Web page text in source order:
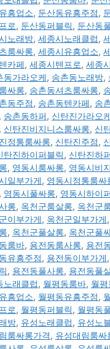
흥업소, 둔산동유흥주점,
로, 둔산동퍼블릭, 둔산동
노래방, 세종시노래클럽,
룸싸롱, 세종시유흥업소,
카페, 세종시텐프로, 세종
동가라오케, 송촌동노래방,
싸롱, 송촌동셔츠룸싸롱,
동주점, 송촌동텐카페, 송
, 송촌동하퍼, 신탄진가라오케
, 신탄진비지니스룸싸롱, 신
정통룸싸롱, 신탄진주점,
탄진하이퍼블릭, 신탄진하퍼
, 영동시룸싸롱, 영동시비
일부가게, 영동시정통룸싸
, 영동시풀싸롱, 영동시하이
롱, 옥천군룸살롱, 옥천군
이부가게, 옥천군일부가게,
, 옥천군풀살롱, 옥천군풀
룸바, 용전동룸사롱, 용전
유흥주점, 용전동이부가게,
, 용전동풀사롱, 용전동풀
노래클럽, 월평동룸바, 월
흥업소, 월평동유흥주점,
로, 월평동퍼블릭, 월평동
방, 유성노래클럽, 유성노
룸싸롱가격, 유성대림룸싸